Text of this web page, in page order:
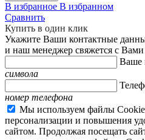
В избранное В избранном
Сравнить
Купить в один клик
Укажите Ваши контактные
и наш менеджер свяжется с Вами
Ваше
символа
номер телефона
Мы используем файлы
персонализации и повышения
сайтом. Продолжая посещать